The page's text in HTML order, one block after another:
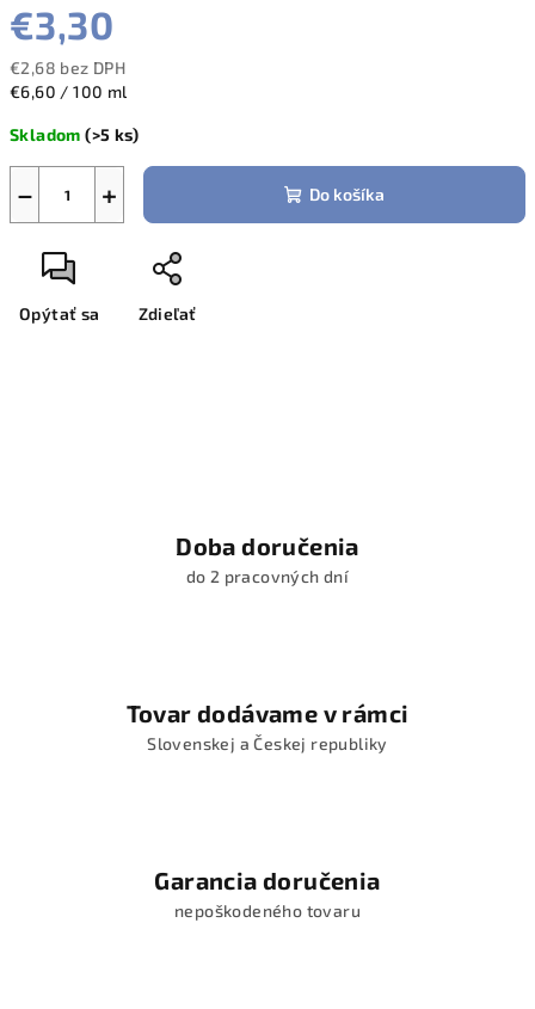
€3,30
€2,68 bez DPH
Jednotková
€6,60 / 100 ml
Skladom(>5 ks)
+
− Do košíka
Opýtať sa Zdieľať
Doba doručenia
do 2 pracovných dní
Tovar dodávame v rámci
Slovenskej a Českej republiky
Garancia doručenia
nepoškodeného tovaru